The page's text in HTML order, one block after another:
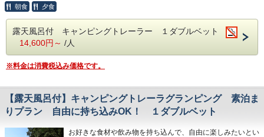
※雨天・強風の場合は中止となります。
◆駐車場は１台無料予約は必要ございません ２台目から１
台につき１０００円かかります ２台以上の場合はご予約を
お願いいたします
各キャンピングトレーラごとに、のんびり浸かることが出来
る大きな円型露天風呂・トイレ・シャワー・洗面台を完備！
ただけます。景色は山側になります。 天竜浜名湖鉄道 遠
州森駅より１４時２０発送迎がございます（予約制）
各部屋に空を見ながら入ることが出来る円型露天風呂、冷暖
房 トイレ、シャワー BBQスペース BBQグリルが設置
してあります BBQスペースには屋根とビニールカーテン
が有りますので雨の日もおくつろぎいただけます。 キャン
朝食 夕食
露天風呂付 キャンピングトレーラー １ダブルベット
14,600円～ /人
※料金は消費税込み価格です。
【露天風呂付】キャンピングトレーラグランピング 素泊ま
りプラン 自由に持ち込みOK！ １ダブルベット
お好きな食材や飲み物を持ち込んで、自由に楽しみたいとい